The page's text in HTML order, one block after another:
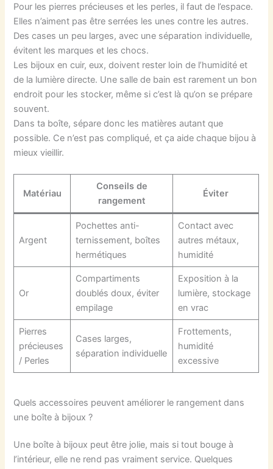
Pour les pierres précieuses et les perles, il faut de l’espace.
Elles n’aiment pas être serrées les unes contre les autres.
Des cases un peu larges, avec une séparation individuelle,
évitent les marques et les chocs.
Les bijoux en cuir, eux, doivent rester loin de l’humidité et
de la lumière directe. Une salle de bain est rarement un bon
endroit pour les stocker, même si c’est là qu’on se prépare
souvent.
Dans ta boîte, sépare donc les matières autant que
possible. Ce n’est pas compliqué, et ça aide chaque bijou à
mieux vieillir.
Matériau
Conseils de
rangement
Éviter
Argent
Pochettes anti-
ternissement, boîtes
hermétiques
Contact avec
autres métaux,
humidité
Or
Compartiments
doublés doux, éviter
empilage
Exposition à la
lumière, stockage
en vrac
Pierres
précieuses
/ Perles
Cases larges,
séparation individuelle
Frottements,
humidité
excessive
Quels accessoires peuvent améliorer le rangement dans
une boîte à bijoux ?
Une boîte à bijoux peut être jolie, mais si tout bouge à
l’intérieur, elle ne rend pas vraiment service. Quelques